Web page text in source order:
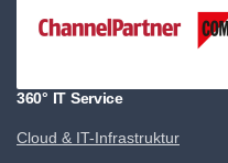
360° IT Service
Cloud & IT-Infrastruktur